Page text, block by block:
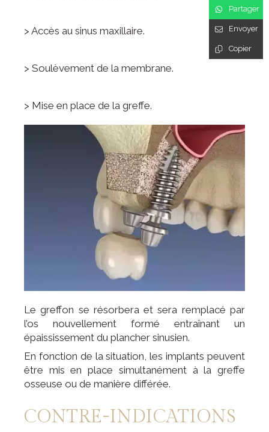
> Accès au sinus maxillaire.
> Soulèvement de la membrane.
> Mise en place de la greffe.
Le greffon se résorbera et sera remplacé par
l’os nouvellement formé entraînant un
épaississement du plancher sinusien.
En fonction de la situation, les implants peuvent
être mis en place simultanément à la greffe
osseuse ou de manière différée.
CONTRE-INDICATIONS
Partager
Envoyer
Copier